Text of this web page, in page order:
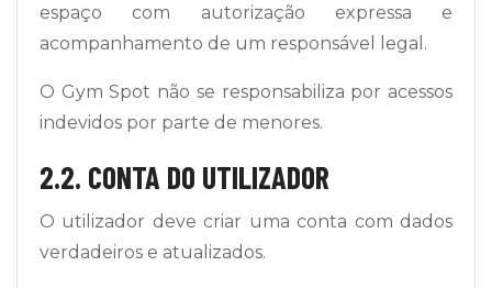
espaço com autorização expressa e
acompanhamento de um responsável legal.
O Gym Spot não se responsabiliza por acessos
indevidos por parte de menores.
2.2. CONTA DO UTILIZADOR
O utilizador deve criar uma conta com dados
verdadeiros e atualizados.